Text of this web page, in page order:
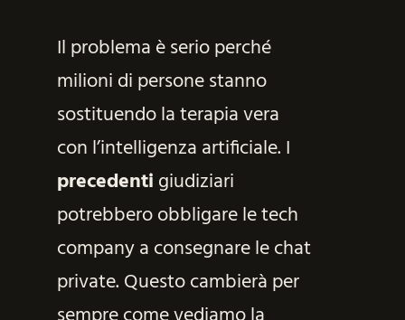
Il problema è serio perché
milioni di persone stanno
sostituendo la terapia vera
con l’intelligenza artificiale. I
precedenti giudiziari
potrebbero obbligare le tech
company a consegnare le chat
private. Questo cambierà per